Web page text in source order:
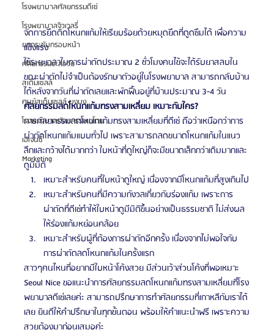
โรงพยาบาลศัลยกรรมดีเซ่
โรงพยาบาลจิวเวลรี่
ยกกระชับกรอบหน้า
ศัลยกรรมชะลอวัย
สเต็มเซลล์
ศูนย์สเต็มเซลล์ บงบง
โรงพยาบาลศัลยกรรมเอโตน
เอเจนซี่
Marketing
จัดการยึดติดโหนกแก้มให้เรียบร้อยด้วยหมุดยึดที่ดูดซึมได้ เพื่อความ
แข็งแรง
ใช้ระยะเวลาในการผ่าตัดประมาณ 2 ชั่วโมงคนไข้จะได้รับยาสลบใน
ขณะผ่าตัดไม่จำเป็นต้องรักษาตัวอยู่ในโรงพยาบาล สามารถกลับบ้าน
ได้หลังจากวันที่ผ่าตัดเลยและพักฟื้นอยู่ที่บ้านประมาณ 3-4 วัน
ศัลยกรรมลดโหนกแก้มทรงสามเหลี่ยม เหมาะกับใคร?
การศัลยกรรมลดโหนกแก้มทรงสามเหลี่ยมที่ดีเซ่ ถือว่าเหนือกว่าการ
ผ่าตัดโหนกแก้มแบบทั่วไป เพราะสามารถลดขนาดโหนกแก้มในแนว
ลึกและกว้างได้มากกว่า ใบหน้าที่ดูใหญ่ก็จะมีขนาดเล็กกว่าเดิมมากและ
ดูมีมิติ
เหมาะสำหรับคนที่ใบหน้าดูใหญ่ เนื่องจากมีโหนกแก้มที่สูงเกินไป
เหมาะสำหรับคนที่มีความกังวลเกี่ยวกับร่องแก้ม เพราะการ
ผ่าตัดที่ดีเซ่ทำให้ใบหน้าดูมีมิติขึ้นอย่างเป็นธรรมชาติ ไม่ส่งผล
ให้ร่องแก้มหย่อนคล้อย
เหมาะสำหรับผู้ที่ต้องการผ่าตัดอีกครั้ง เนื่องจากไม่พอใจกับ
การผ่าตัดลดโหนกแก้มในครั้งแรก
สาวๆคนไหนที่อยากมีใบหน้าโค้งสวย มีส่วนเว้าส่วนโค้งที่พอเหมาะ
Seoul Nice ขอแนะนำการศัลยกรรมลดโหนกแก้มทรงสามเหลี่ยมที่โรง
พยาบาลดีเซ่เลยค่ะ สามารถปรึกษาการทำศัลยกรรมที่เกาหลีกับเราได้
เลย ยินดีให้คำปรึกษาในทุกขั้นตอน พร้อมให้คำแนะนำฟรี เพราะความ
สวยต้องมาก่อนเสมอค่ะ